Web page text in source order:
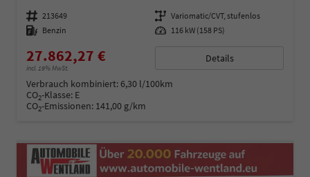
Fahrzeugnummer 213649 Getriebe Variomatic/CVT, stufenlos
Kraftstoff Benzin Leistung 116 kW (158 PS)
27.862,27 €
incl. 19% MwSt.
Details
Verbrauch kombiniert:6,30 l/100km
CO2-Klasse: E
CO2-Emissionen: 141,00 g/km